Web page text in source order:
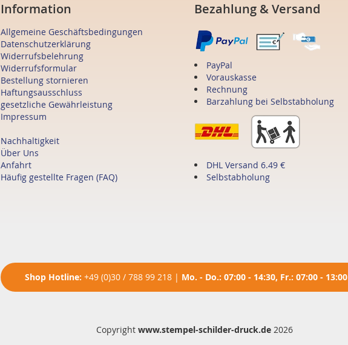
Information
Allgemeine Geschäftsbedingungen
Datenschutzerklärung
Widerrufsbelehrung
Widerrufsformular
Bestellung stornieren
Haftungsausschluss
gesetzliche Gewährleistung
Impressum
Nachhaltigkeit
Über Uns
Anfahrt
Häufig gestellte Fragen (FAQ)
Bezahlung & Versand
PayPal
Vorauskasse
Rechnung
Barzahlung bei Selbstabholung
DHL Versand 6.49 €
Selbstabholung
Shop Hotline: +49 (0)30 / 788 99 218 | Mo. - Do.: 07:00 - 14:30, Fr.: 07:00 - 13:00
Copyright www.stempel-schilder-druck.de2026